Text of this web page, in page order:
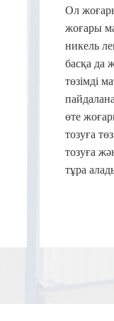
Ол
жоғары
никель
басқа да
төзімді
өте
тозуға
тозуға
тұра